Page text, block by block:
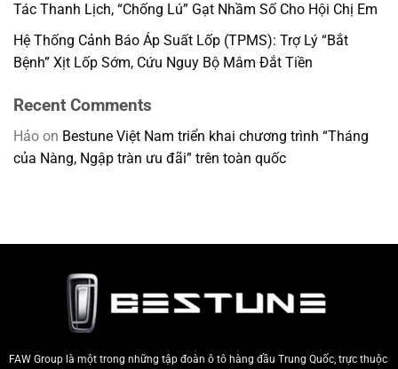
Tác Thanh Lịch, “Chống Lú” Gạt Nhầm Số Cho Hội Chị Em
Hệ Thống Cảnh Báo Áp Suất Lốp (TPMS): Trợ Lý “Bắt
Bệnh” Xịt Lốp Sớm, Cứu Nguy Bộ Mâm Đắt Tiền
Recent Comments
Hảo on Bestune Việt Nam triển khai chương trình “Tháng
của Nàng, Ngập tràn ưu đãi” trên toàn quốc
FAW Group là một trong những tập đoàn ô tô hàng đầu Trung Quốc, trực thuộc